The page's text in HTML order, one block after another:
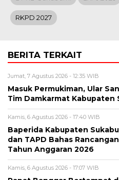
RKPD 2027
BERITA TERKAIT
Jumat, 7 Agustus 2026 - 12:35 WIB
Masuk Permukiman, Ular
Tim Damkarmat Kabupaten
Kamis, 6 Agustus 2026 - 17:40 WIB
Baperida Kabupaten
dan TAPD Bahas
Tahun Anggaran 2026
Kamis, 6 Agustus 2026 - 17:07 WIB